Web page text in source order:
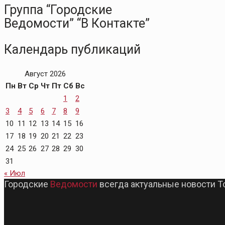
Группа “Городские
Ведомости” “В Контакте”
Календарь публикаций
Август 2026
Пн Вт Ср Чт Пт Сб Вс
1
2
3
4 5 6 7 8
9
10 11 12 13 14 15 16
17 18 19 20 21 22 23
24 25 26 27 28 29 30
31
« Июл
Городские Ведомости всегда актуальные новости